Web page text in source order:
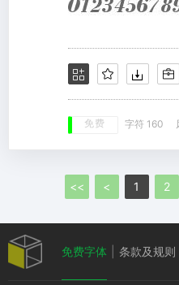
免费 字符 160
<< < 1 2
免费字体 条款及规则